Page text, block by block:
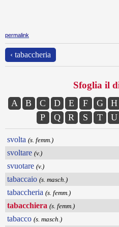
permalink
‹ tabaccheria
Sfoglia il
A B C D E F G H
P
Q R S T U
svolta (s. femm.)
svoltare (v.)
svuotare (v.)
tabaccaio (s. masch.)
tabaccheria (s. femm.)
tabacchiera (s. femm.)
tabacco (s. masch.)